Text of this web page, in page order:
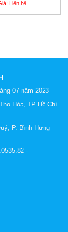
Liên hệ
07 năm 2023
Hòa, TP Hồ Chí
P. Bình Hưng
-